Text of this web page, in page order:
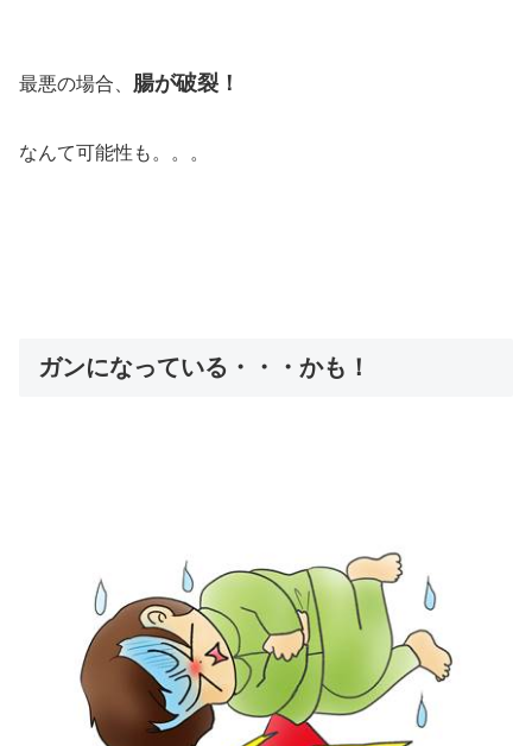
最悪の場合、 腸が破裂！
なんて可能性も。。。
ガンになっている・・・かも！